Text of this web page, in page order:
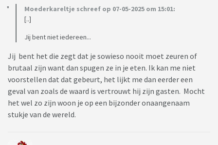
Moederkareltje schreef op 07-05-2025 om 15:01:
[..]
Jij bent niet iedereen...
Jij bent het die zegt dat je sowieso nooit moet zeuren of
brutaal zijn want dan spugen ze in je eten. Ik kan me niet
voorstellen dat dat gebeurt, het lijkt me dan eerder een
geval van zoals de waard is vertrouwt hij zijn gasten. Mocht
het wel zo zijn woon je op een bijzonder onaangenaam
stukje van de wereld.